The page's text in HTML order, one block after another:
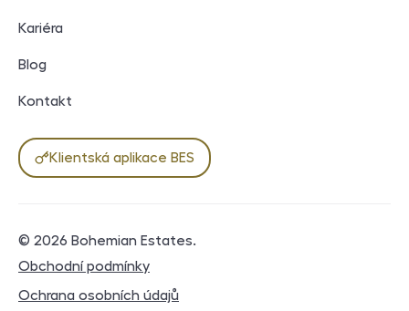
Kariéra
Blog
Kontakt
Klientská aplikace BES
© 2026 Bohemian Estates.
Právní dokumenty
Obchodní podmínky
Ochrana osobních údajů